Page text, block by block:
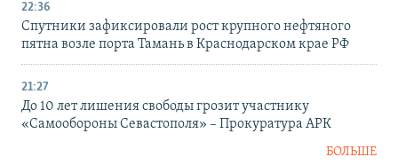
22:36
Спутники зафиксировали рост крупного нефтяного
пятна возле порта Тамань в Краснодарском крае РФ
21:27
До 10 лет лишения свободы грозит участнику
«Самообороны Севастополя» – Прокуратура АРК
БОЛЬШЕ